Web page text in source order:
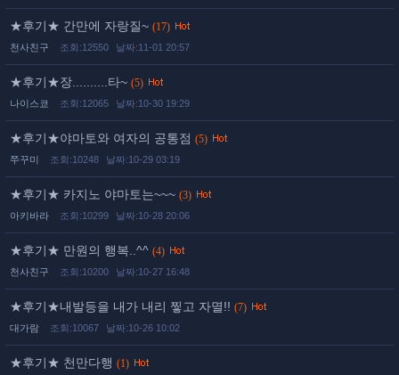
★후기★ 간만에 자랑질~ (17)
천사친구 조회:12550 날짜:11-01 20:57
★후기★장..........타~ (5)
나이스쿄 조회:12065 날짜:10-30 19:29
★후기★야마토와 여자의 공통점 (5)
쭈꾸미 조회:10248 날짜:10-29 03:19
★후기★ 카지노 야마토는~~~ (3)
아키바라 조회:10299 날짜:10-28 20:06
★후기★ 만원의 행복..^^ (4)
천사친구 조회:10200 날짜:10-27 16:48
★후기★내발등을 내가 내리 찧고 자멸!! (7)
대가람 조회:10067 날짜:10-26 10:02
★후기★ 천만다행 (1)